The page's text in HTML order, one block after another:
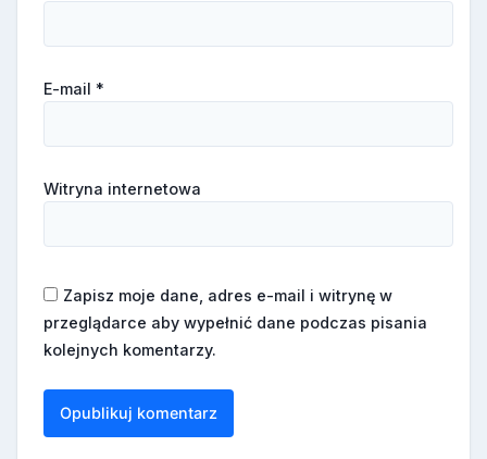
E-mail *
Witryna internetowa
Zapisz moje dane, adres e-mail i witrynę w
przeglądarce aby wypełnić dane podczas pisania
kolejnych komentarzy.